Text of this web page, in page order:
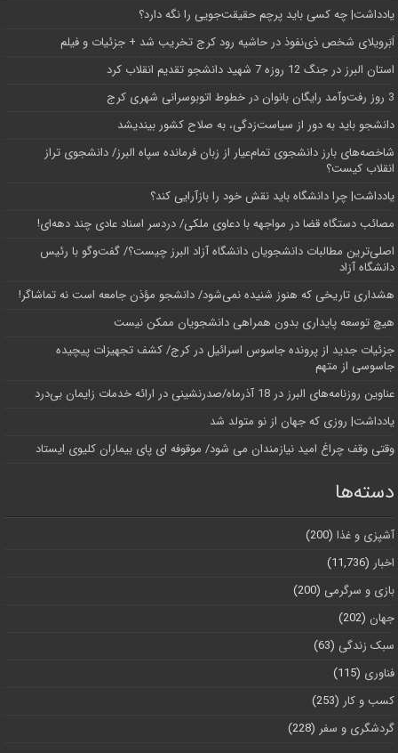
یادداشت| ‌چه کسی باید پرچم حقیقت‌جویی را نگه دارد؟
اَبَر‌ویلای شخص ذی‌نفوذ در حاشیه‌ رود کرج تخریب شد + جزئیات و فیلم
استان البرز در جنگ 12 روزه 7 شهید دانشجو تقدیم انقلاب کرد
3 روز رفت‌وآمد رایگان بانوان در خطوط اتوبوسرانی شهری کرج
دانشجو باید به دور از سیاست‌زدگی، به صلاح کشور بیندیشد
شاخصه‌های بارز دانشجوی تمام‌عیار از زبان فرمانده سپاه البرز/ دانشجوی تراز
انقلاب کیست؟
یادداشت| چرا دانشگاه باید نقش خود را بازآرایی کند؟
مصائب دستگاه قضا در مواجهه با دعاوی ملکی/ دردسر اسناد عادی چند‌ دهه‌ای!
اصلی‌ترین مطالبات دانشجویان دانشگاه آزاد البرز چیست؟/ گفت‌وگو با رئیس
دانشگاه آز‌اد
هشداری تاریخی که هنوز شنیده نمی‌شود/ دانشجو مؤذن جامعه است نه تماشاگر!
هیچ توسعه پایداری بدون همراهی دانشجویان ممکن نیست
جزئیات جدید از پرونده جاسوس اسرائیل در کرج/‌ کشف تجهیزات پیچیده
جاسوسی از متهم
عناوین روزنامه‌های البرز در ‌18 آذرماه/صدرنشینی در ارائه خدمات زایمان بی‌درد
یادداشت| روزی که جهان از نو متولد شد
وقتی وقف چراغ امید نیازمندان می شود/ موقوفه ای پای بیماران کلیوی ایستاد
دسته‌ها
آشپزی و غذا (200)
اخبار (11,736)
بازی و سرگرمی (200)
جهان (202)
سبک زندگی (63)
فناوری (115)
کسب و کار (253)
گردشگری و سفر (228)